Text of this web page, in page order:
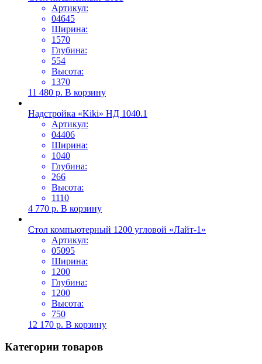
Артикул:
04645
Ширина:
1570
Глубина:
554
Высота:
1370
11 480 р. В корзину
Надстройка «Kiki» НД 1040.1
Артикул:
04406
Ширина:
1040
Глубина:
266
Высота:
1110
4 770 р. В корзину
Стол компьютерный 1200 угловой «Лайт-1»
Артикул:
05095
Ширина:
1200
Глубина:
1200
Высота:
750
12 170 р. В корзину
Категории товаров